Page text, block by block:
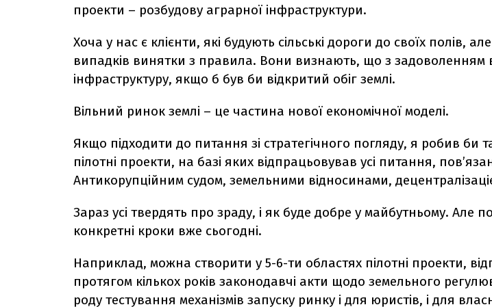
проекти – розбудову аграрної інфраструктури.
Хоча у нас є клієнти, які будують сільські дороги до своїх полів,
випадків винятки з правила. Вони визнають, що з задоволенням
інфраструктуру, якщо б був би відкритий обіг землі.
Вільний ринок землі – це частина нової економічної моделі.
Якщо підходити до питання зі стратегічного погляду, я робив би
пілотні проекти, на базі яких відпрацьовував усі питання,
Антикорупційним судом, земельними відносинами,
Зараз усі твердять про зраду, і як буде добре у майбутньому. Але
конкретні кроки вже сьогодні.
Наприклад, можна створити у 5-6-ти областях пілотні проекти,
протягом кількох років законодавчі акти щодо земельного
роду тестування механізмів запуску ринку і для юристів, і для